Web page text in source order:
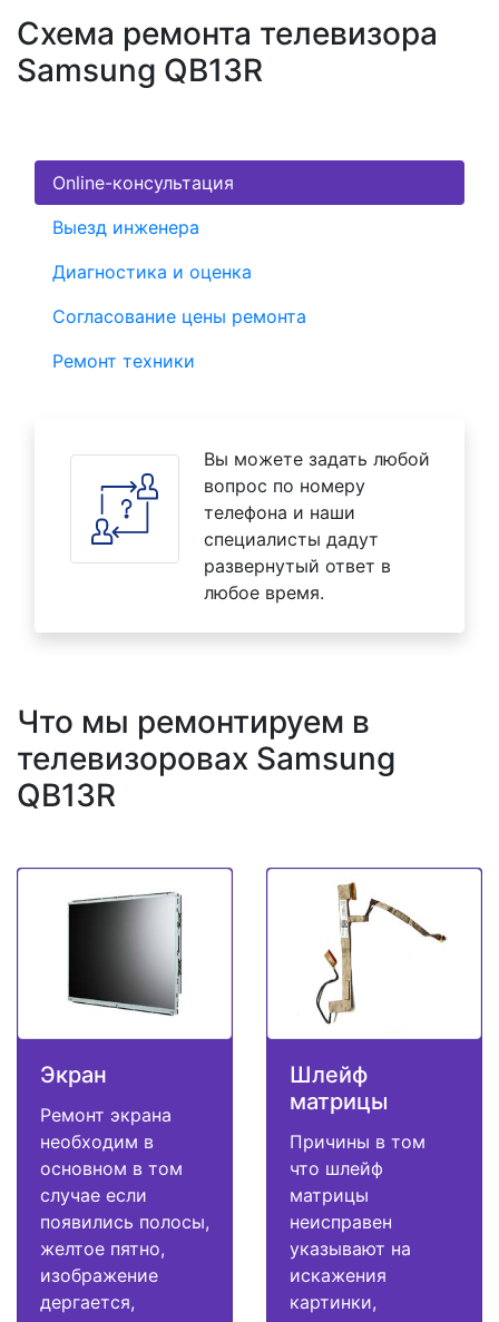
Схема ремонта телевизора
Samsung QB13R
Online-консультация
Выезд инженера
Диагностика и оценка
Согласование цены ремонта
Ремонт техники
Вы можете задать любой
вопрос по номеру
телефона и наши
специалисты дадут
развернутый ответ в
любое время.
Что мы ремонтируем в
телевизоровах Samsung
QB13R
Экран
Ремонт экрана
необходим в
основном в том
случае если
появились полосы,
желтое пятно,
изображение
дергается,
Шлейф
матрицы
Причины в том
что шлейф
матрицы
неисправен
указывают на
искажения
картинки,